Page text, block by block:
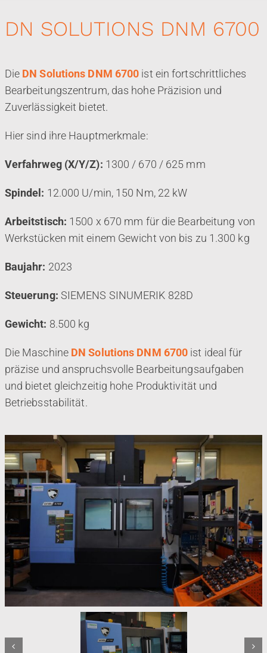
DN SOLUTIONS DNM 6700
Die DN Solutions DNM 6700 ist ein fortschrittliches
Bearbeitungszentrum, das hohe Präzision und
Zuverlässigkeit bietet.
Hier sind ihre Hauptmerkmale:
Verfahrweg (X/Y/Z): 1300 / 670 / 625 mm
Spindel: 12.000 U/min, 150 Nm, 22 kW
Arbeitstisch: 1500 x 670 mm für die Bearbeitung von
Werkstücken mit einem Gewicht von bis zu 1.300 kg
Baujahr: 2023
Steuerung: SIEMENS SINUMERIK 828D
Gewicht: 8.500 kg
Die Maschine DN Solutions DNM 6700 ist ideal für
präzise und anspruchsvolle Bearbeitungsaufgaben
und bietet gleichzeitig hohe Produktivität und
Betriebsstabilität.